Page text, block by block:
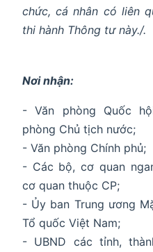
chức, cá nhân có liên
thi hành Thông tư này./.
Nơi nhận:
- Văn phòng Quốc
phòng Chủ tịch nước;
- Văn phòng Chính phủ;
- Các bộ, cơ quan
cơ quan thuộc CP;
- Ủy ban Trung ương
Tổ quốc Việt Nam;
- UBND các tỉnh,